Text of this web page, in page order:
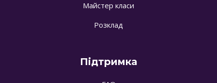
Майстер класи
Розклад
Підтримка